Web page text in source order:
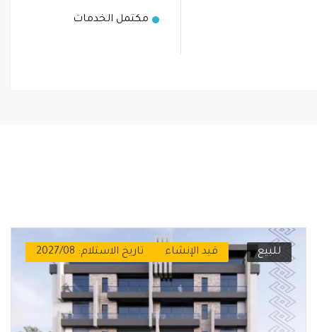
مكتمل الخدمات
للبيع قيد الإنشاء تاريخ الاستلام: 2027/08